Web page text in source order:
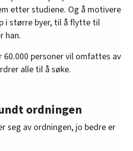
etter studiene. Og å motivere
i større byer, til å flytte til
han.
60.000 personer vil omfattes av
alle til å søke.
ordningen
seg av ordningen, jo bedre er